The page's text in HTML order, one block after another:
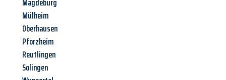
Mülheim
Oberhausen
Pforzheim
Reutlingen
Solingen